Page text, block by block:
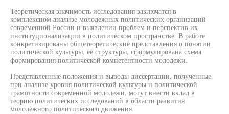
Теоретическая значимость исследования заключатся в
комплексном анализе молодежных политических организаций
современной России и выявлении проблем и перспектив их
институционализации в политическом пространстве. В работе
конкретизированы общетеоретические представления о понятии
политической культуры, ее структуры, сформулирована схема
формирования политической компетентности молодежи.
Представленные положения и выводы диссертации, полученные
при анализе уровня политической культуры и политической
грамотности современной молодежи, могут внести вклад в
теорию политических исследований в области развития
молодежного политического движения.